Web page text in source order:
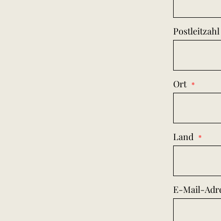
Postleitzahl
Ort
Land
E-Mail-